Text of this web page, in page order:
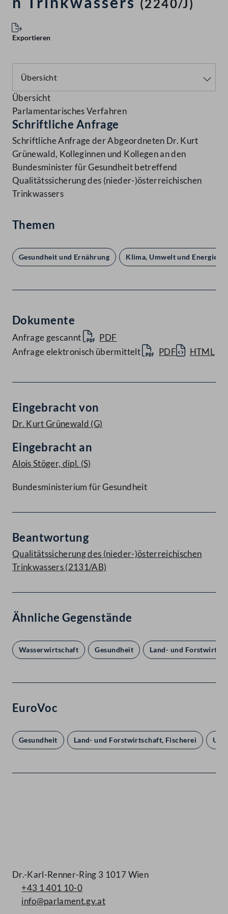
(2240/J)
Exportieren
Übersicht
Parlamentarisches Verfahren
Schriftliche Anfrage
Schriftliche Anfrage der Abgeordneten Dr. Kurt
Grünewald, Kolleginnen und Kollegen an den
Bundesminister für Gesundheit betreffend
Qualitätssicherung des (nieder-)österreichischen
Trinkwassers
Themen
Gesundheit und Ernährung Klima, Umwelt und Energie
Dokumente
Anfrage gescannt
PDF
Anfrage elektronisch übermittelt
PDF HTML
Eingebracht von
Dr. Kurt Grünewald (G)
Eingebracht an
Alois Stöger, dipl. (S)
Bundesministerium für Gesundheit
Beantwortung
Qualitätssicherung des (nieder-)österreichischen
Trinkwassers (2131/AB)
Ähnliche Gegenstände
Wasserwirtschaft Gesundheit Land- und
EuroVoc
Gesundheit Land- und Forstwirtschaft, Fischerei
Dr.-Karl-Renner-Ring 3 1017 Wien
+43 1 401 10-0
info@parlament.gv.at